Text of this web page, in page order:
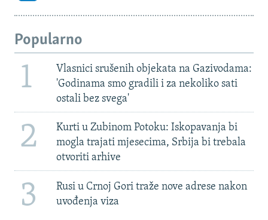
Popularno
1
Vlasnici srušenih objekata na Gazivodama:
'Godinama smo gradili i za nekoliko sati
ostali bez svega'
2
Kurti u Zubinom Potoku: Iskopavanja bi
mogla trajati mjesecima, Srbija bi trebala
otvoriti arhive
3
Rusi u Crnoj Gori traže nove adrese nakon
uvođenja viza